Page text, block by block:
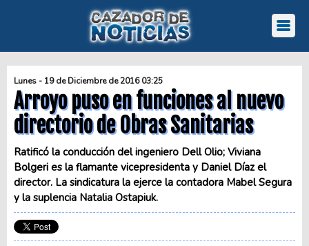
Lunes - 19 de Diciembre de 2016 03:25
Arroyo puso en funciones al nuevo
directorio de Obras Sanitarias
Ratificó la conducción del ingeniero Dell Olio; Viviana
Bolgeri es la flamante vicepresidenta y Daniel Díaz el
director. La sindicatura la ejerce la contadora Mabel Segura
y la suplencia Natalia Ostapiuk.